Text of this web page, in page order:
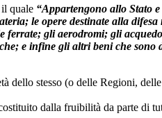
quale “Appartengono allo Stato
le opere destinate alla difesa
ferrate; gli aerodromi; gli
e infine gli altri beni che
dello stesso (o delle Regioni,
dalla fruibilità da parte di